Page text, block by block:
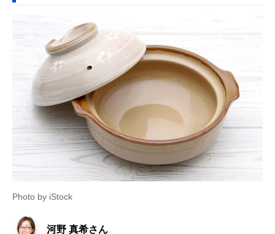
Photo by iStock
河野 真希さん